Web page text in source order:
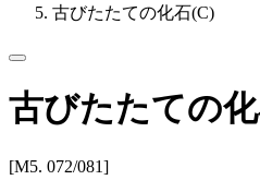
古びたたての化石(C)
古びたたての
[M5. 072/081]